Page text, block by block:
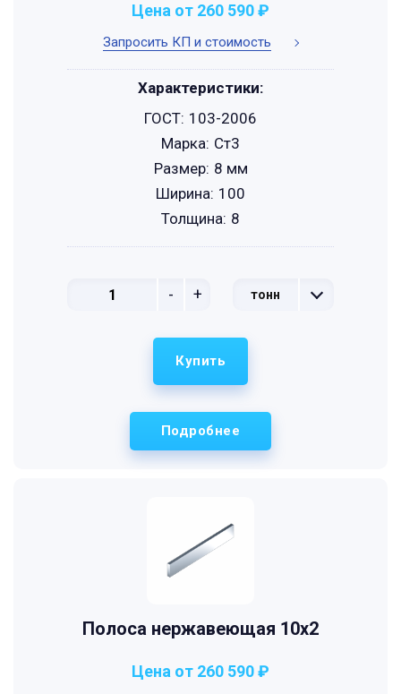
Запросить КП и стоимость
Цена от 260 590 ₽
- + тонн
Характеристики:
ГОСТ: 103-2006
Марка: Ст3
Размер: 8 мм
Ширина: 100
Толщина: 8
Подробнее
Купить
Полоса нержавеющая 10х2
Цена от 260 590 ₽